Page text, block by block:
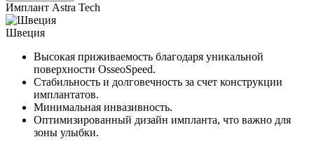
Имплант Astra Tech
Швеция
Высокая приживаемость благодаря уникальной
поверхности OsseoSpeed.
Стабильность и долговечность за счет конструкции
имплантатов.
Минимальная инвазивность.
Оптимизированный дизайн импланта, что важно для
зоны улыбки.